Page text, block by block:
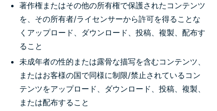
著作権またはその他の所有権で保護されたコンテンツ
を、その所有者/ライセンサーから許可を得ることな
くアップロード、ダウンロード、投稿、複製、配布す
ること
未成年者の性的または露骨な描写を含むコンテンツ、
またはお客様の国で同様に制限/禁止されているコン
テンツをアップロード、ダウンロード、投稿、複製、
または配布すること